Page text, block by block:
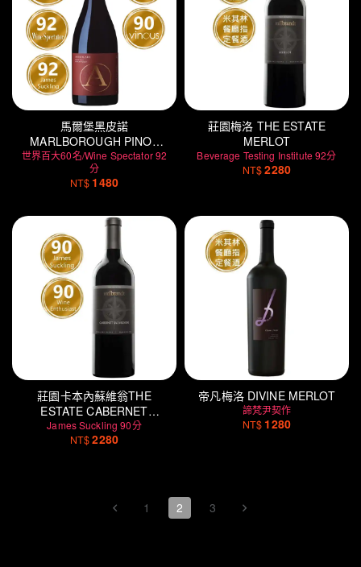
馬爾堡黑皮諾
MARLBOROUGH PINOT
NOIR
世界百大60名/Wine Spectator 92
分
NT$ 1480
莊園梅洛 THE ESTATE
MERLOT
Beverage Testing Institute 92分
NT$2280
莊園卡本內蘇維翁THE
ESTATE CABERNET
SAUVIGNON
James Suckling 90分
NT$2280
帝凡梅洛 DIVINE MERLOT
諦梵尹契作
NT$ 1280
1 2 3